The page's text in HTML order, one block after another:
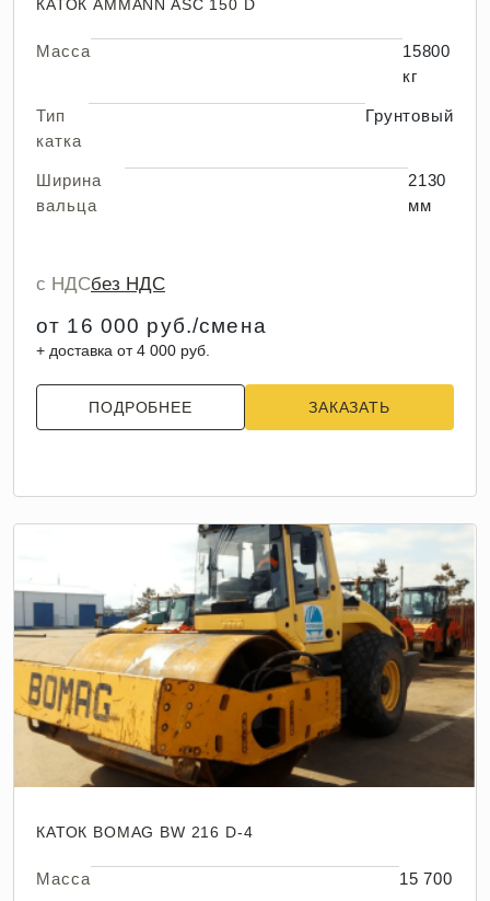
КАТОК AMMANN ASC 150 D
Масса
15800
кг
Тип
катка
Грунтовый
Ширина
вальца
2130
мм
с НДСбез НДС
от 16 000 руб./смена
+ доставка от 4 000 руб.
ПОДРОБНЕЕ ЗАКАЗАТЬ
КАТОК BOMAG BW 216 D-4
Масса
15 700